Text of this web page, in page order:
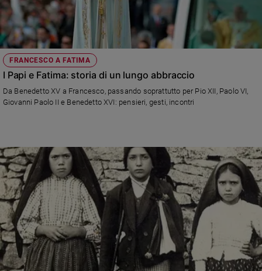
FRANCESCO A FATIMA
I Papi e Fatima: storia di un lungo abbraccio
Da Benedetto XV a Francesco, passando soprattutto per Pio XII, Paolo VI,
Giovanni Paolo II e Benedetto XVI: pensieri, gesti, incontri